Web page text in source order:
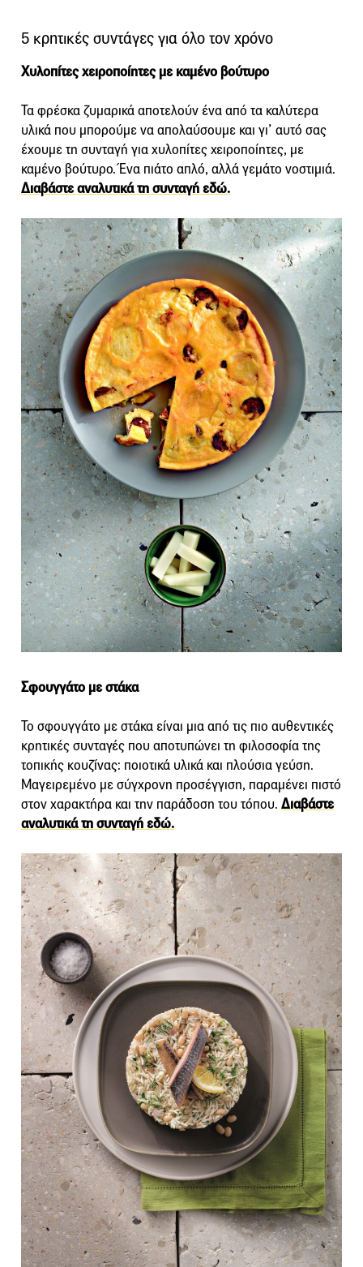
5 κρητικές συντάγες για όλο τον χρόνο
Χυλοπίτες χειροποίητες με καμένο βούτυρο
Τα φρέσκα ζυμαρικά αποτελούν ένα από τα καλύτερα
υλικά που μπορούμε να απολαύσουμε και γι’ αυτό σας
έχουμε τη συνταγή για χυλοπίτες χειροποίητες, με
καμένο βούτυρο. Ένα πιάτο απλό, αλλά γεμάτο νοστιμιά.
Διαβάστε αναλυτικά τη συνταγή εδώ.
Σφουγγάτο με στάκα
To σφουγγάτο με στάκα είναι μια από τις πιο αυθεντικές
κρητικές συνταγές που αποτυπώνει τη φιλοσοφία της
τοπικής κουζίνας: ποιοτικά υλικά και πλούσια γεύση.
Μαγειρεμένο με σύγχρονη προσέγγιση, παραμένει πιστό
στον χαρακτήρα και την παράδοση του τόπου. Διαβάστε
αναλυτικά τη συνταγή εδώ.